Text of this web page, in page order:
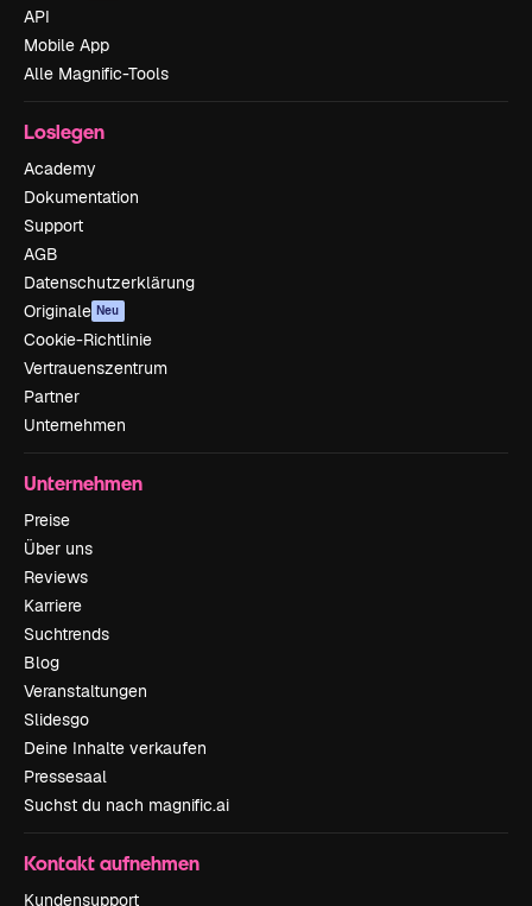
API
Mobile App
Alle Magnific-Tools
Loslegen
Academy
Dokumentation
Support
AGB
Datenschutzerklärung
Originale Neu
Cookie-Richtlinie
Vertrauenszentrum
Partner
Unternehmen
Unternehmen
Preise
Über uns
Reviews
Karriere
Suchtrends
Blog
Veranstaltungen
Slidesgo
Deine Inhalte verkaufen
Pressesaal
Suchst du nach magnific.ai
Kontakt aufnehmen
Kundensupport